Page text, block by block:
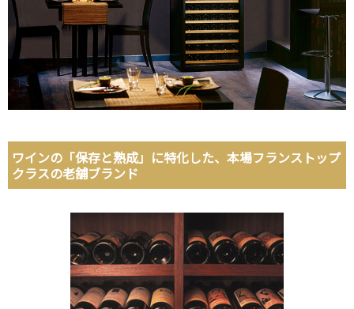
ワインの「保存と熟成」に特化した、本場フランストップ
クラスの老舗ブランド